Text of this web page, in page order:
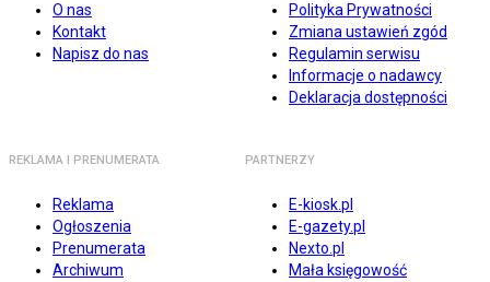
O nas
Kontakt
Napisz do nas
Polityka Prywatności
Zmiana ustawień zgód
Regulamin serwisu
Informacje o nadawcy
Deklaracja dostępności
REKLAMA I PRENUMERATA
Reklama
Ogłoszenia
Prenumerata
Archiwum
PARTNERZY
E-kiosk.pl
E-gazety.pl
Nexto.pl
Mała księgowość